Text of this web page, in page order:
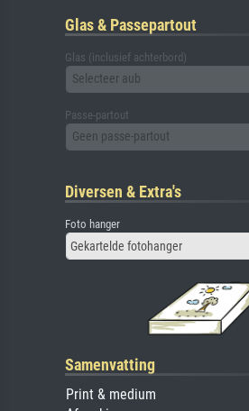
Glas & Passepartout
Glas (inclusief achterbord)
Selecteer aub
Passe-partout
Geen passe-partout
Diversen & Extra's
Foto hanger
Gekartelde fotohanger
Samenvatting
Print & medium